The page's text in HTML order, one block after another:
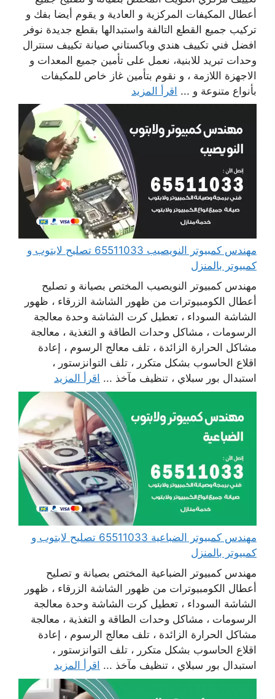
أعطال المكيفات المركزية و العادية و يقوم أيضا بفك و
تركيب جميع القطع التالفة واستبدالها بقطع جديدة نوفر
افضل فني تكييف هندي وباكستاني صيانة تكييف سنترال
وحدات تبريد للابنية، نعمل على تأمين جميع المعدات و
الاجهزة اللازمة ، و نقوم بتأمين غاز خاص للمكيفات
بأنواع متنوعة و ... اقرأ المزيد
مهندس كمبيوتر النويصيب 65511033 تصليح لابتوب و
كمبيوتر بالمنزل
مهندس كمبيوتر النويصيب المختص بصيانة و تصليح
أعطال الكومبيوترات من ظهور الشاشة الزرقاء ، ظهور
الشاشة السوداء ، تعطيل كرت الشاشة وحدة معالجة
الرسومات ، مشاكل وحدات الطاقة و التغذية ، معالجة
مشاكل الحرارة الزائدة ، تلف معالج الرسوم ، إعادة
اقلاع الحاسوب بشكل متكرر ، تلف التوانزستور ،
استبدال بور سبلاي ، تنظيف مآخذ ... اقرأ المزيد
مهندس كمبيوتر الضباعية 65511033 تصليح لابتوب و
كمبيوتر بالمنزل
مهندس كمبيوتر الضباعية المختص بصيانة و تصليح
أعطال الكومبيوترات من ظهور الشاشة الزرقاء ، ظهور
الشاشة السوداء ، تعطيل كرت الشاشة وحدة معالجة
الرسومات ، مشاكل وحدات الطاقة و التغذية ، معالجة
مشاكل الحرارة الزائدة ، تلف معالج الرسوم ، إعادة
اقلاع الحاسوب بشكل متكرر ، تلف التوانزستور ،
استبدال بور سبلاي ، تنظيف مآخذ ... اقرأ المزيد